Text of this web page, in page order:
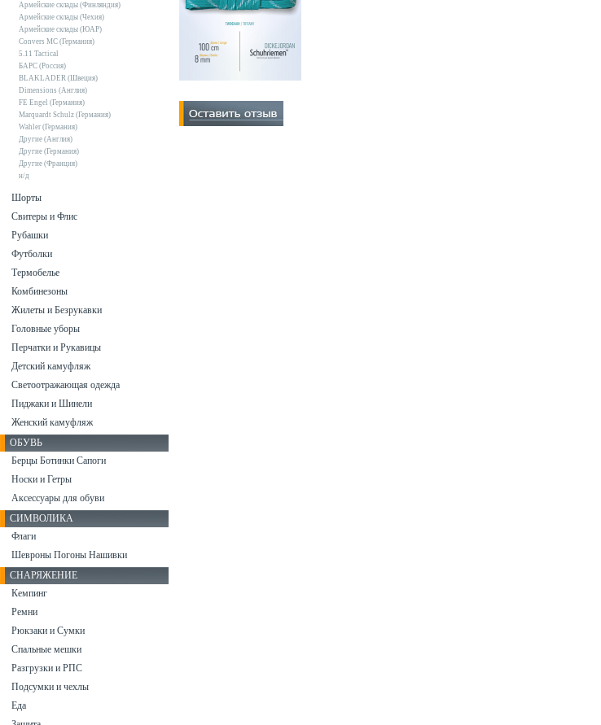
Армейские склады (Финляндия)
Армейские склады (Чехия)
Армейские склады (ЮАР)
Convers MC (Германия)
5.11 Tactical
БАРС (Россия)
BLAKLADER (Швеция)
Dimensions (Англия)
FE Engel (Германия)
Marquardt Schulz (Германия)
Wahler (Германия)
Другие (Англия)
Другие (Германия)
Другие (Франция)
н/д
Шорты
Свитеры и Флис
Рубашки
Футболки
Термобелье
Комбинезоны
Жилеты и Безрукавки
Головные уборы
Перчатки и Рукавицы
Детский камуфляж
Светоотражающая одежда
Пиджаки и Шинели
Женский камуфляж
ОБУВЬ
Берцы Ботинки Сапоги
Носки и Гетры
Аксессуары для обуви
СИМВОЛИКА
Флаги
Шевроны Погоны Нашивки
СНАРЯЖЕНИЕ
Кемпинг
Ремни
Рюкзаки и Сумки
Спальные мешки
Разгрузки и РПС
Подсумки и чехлы
Еда